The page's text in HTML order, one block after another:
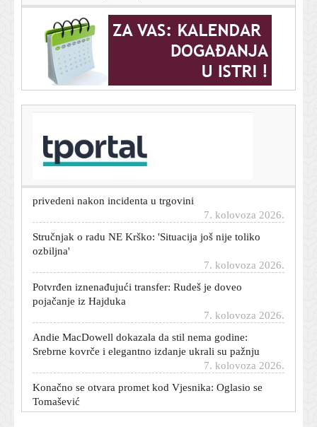
T-portal.hr
Zelenski stigao u posjet Srbiji
privedeni nakon incidenta u trgovini
Stručnjak o radu NE Krško: 'Situacija još nije toliko
ozbiljna'
Potvrđen iznenađujući transfer: Rudeš je doveo
pojačanje iz Hajduka
Andie MacDowell dokazala da stil nema godine:
Srebrne kovrče i elegantno izdanje ukrali su pažnju
7. kolovoza 2026.
Konačno se otvara promet kod Vjesnika: Oglasio se
Tomašević